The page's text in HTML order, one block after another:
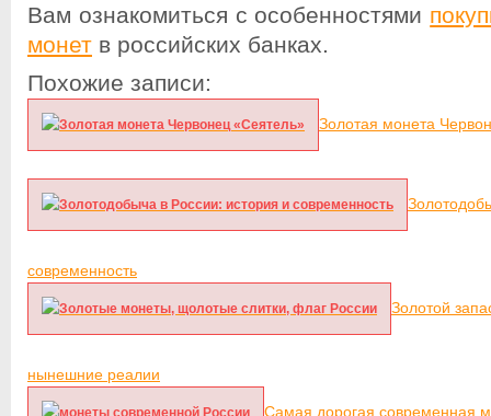
Вам ознакомиться с особенностями
монет в российских банках.
Похожие записи:
Золотая монета
современность
Золотой
нынешние реалии
Самая дорогая современная